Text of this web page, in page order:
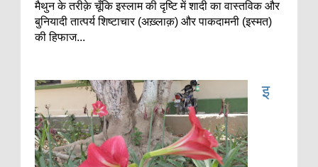
मैथुन के तरीक़े चूँकि इस्लाम की दृष्टि में शादी का वास्तविक और
बुनियादी तात्पर्य शिष्टाचार (अख़्लाक़) और पाकदामनी (इस्मत)
की हिफाज...
इ